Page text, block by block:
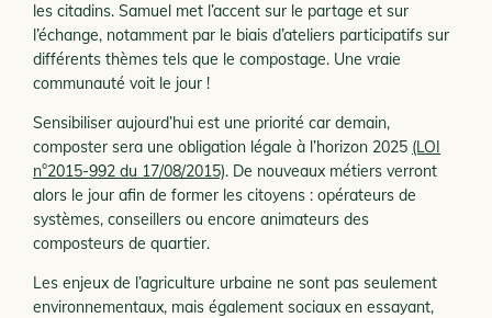
les citadins. Samuel met l’accent sur le partage et sur
l’échange, notamment par le biais d’ateliers participatifs sur
différents thèmes tels que le compostage. Une vraie
communauté voit le jour !
Sensibiliser aujourd’hui est une priorité car demain,
composter sera une obligation légale à l’horizon 2025 (LOI
n°2015-992 du 17/08/2015). De nouveaux métiers verront
alors le jour afin de former les citoyens : opérateurs de
systèmes, conseillers ou encore animateurs des
composteurs de quartier.
Les enjeux de l’agriculture urbaine ne sont pas seulement
environnementaux, mais également sociaux en essayant,